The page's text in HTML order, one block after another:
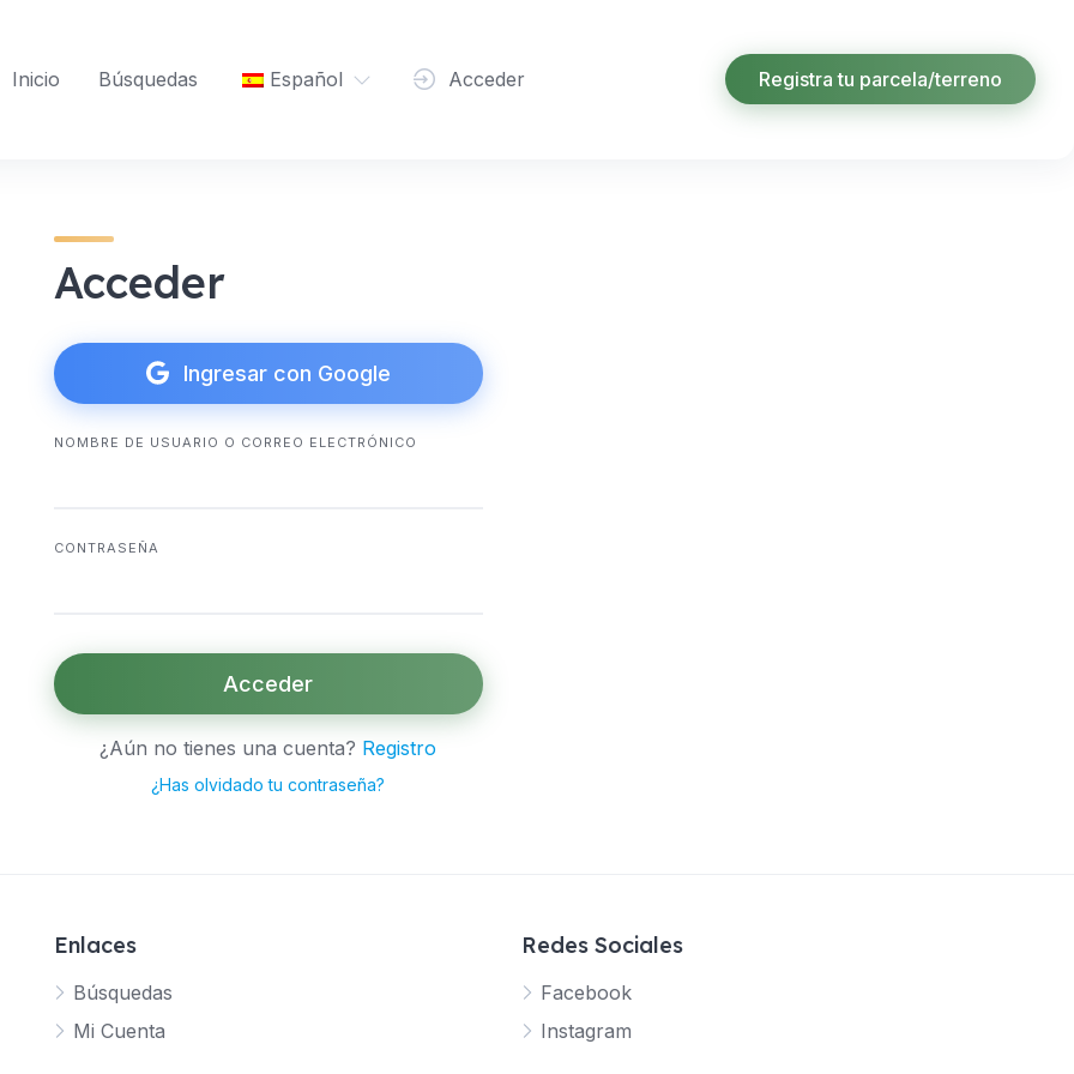
Inicio Búsquedas Español Acceder Registra tu parcela/terreno
Acceder
Ingresar con Google
NOMBRE DE USUARIO O CORREO ELECTRÓNICO
CONTRASEÑA
Acceder
¿Aún no tienes una cuenta? Registro
¿Has olvidado tu contraseña?
Enlaces
Búsquedas
Mi Cuenta
Redes Sociales
Facebook
Instagram